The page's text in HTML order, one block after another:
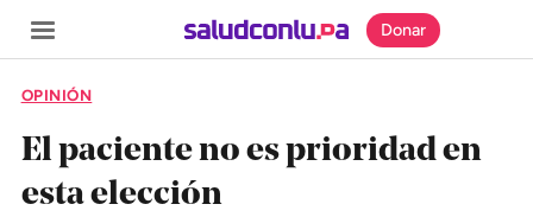
SECCIONES
Donar
OPINIÓN
El paciente no es prioridad en
esta elección